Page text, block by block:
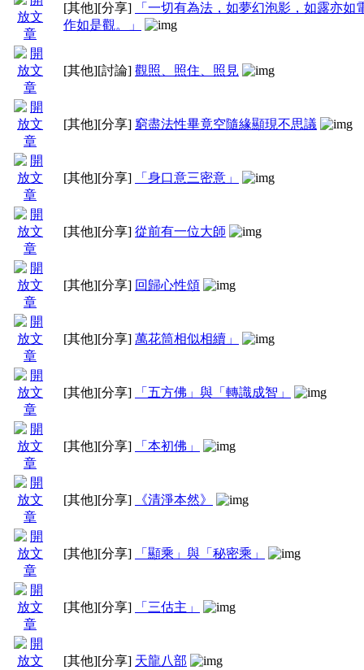
[其他][分享]
「一切有為法，如夢幻泡影，如露亦如
作如是觀。」
[其他][討論] 觀照、照住、照見
[其他][分享] 窮盡法性畢竟空隨緣顯現不思議
[其他][分享] 「身口意三密意」
[其他][分享] 從前有一位大師
[其他][分享] 回歸心性頌
[其他][分享] 萬花筒相似相續」
[其他][分享] 「五方佛」與「轉識成智」
[其他][分享] 「本初佛」
[其他][分享] 《清淨本然》
[其他][分享] 「顯乘」與「秘密乘」
[其他][分享] 「三估主」
[其他][分享] 天龍八部